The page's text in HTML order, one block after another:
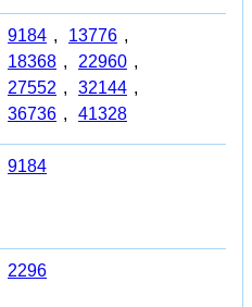
9184 , 13776 ,
18368 , 22960 ,
27552 , 32144 ,
36736 , 41328
9184
2296